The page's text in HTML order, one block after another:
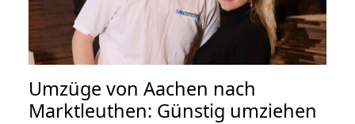
Umzüge von Aachen nach
Marktleuthen: Günstig umziehen